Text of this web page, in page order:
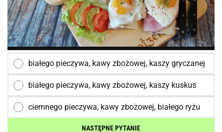
białego pieczywa, kawy zbożowej, kaszy gryczanej
białego pieczywa, kawy zbożowej, kaszy kuskus
ciemnego pieczywa, kawy zbożowej, białego ryżu
NASTĘPNE PYTANIE